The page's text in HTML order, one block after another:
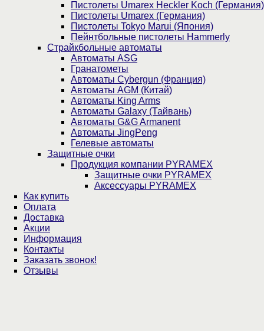
Пистолеты Umarex Heckler Koch (Германия)
Пистолеты Umarex (Германия)
Пистолеты Tokyo Marui (Япония)
Пейнтбольные пистолеты Hammerly
Страйкбольные автоматы
Автоматы ASG
Гранатометы
Автоматы Cybergun (Франция)
Автоматы AGM (Китай)
Автоматы King Arms
Автоматы Galaxy (Тайвань)
Автоматы G&G Armanent
Автоматы JingPeng
Гелевые автоматы
Защитные очки
Продукция компании PYRAMEX
Защитные очки PYRAMEX
Аксессуары PYRAMEX
Как купить
Оплата
Доставка
Акции
Информация
Контакты
Заказать звонок!
Отзывы